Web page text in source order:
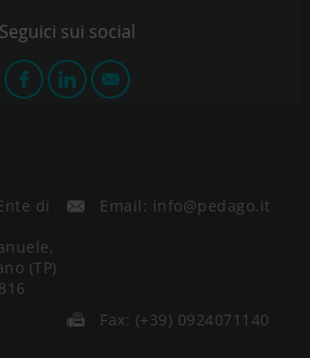
di
(TP)
Email: info@pedago.it
Fax: (+39) 0924071140